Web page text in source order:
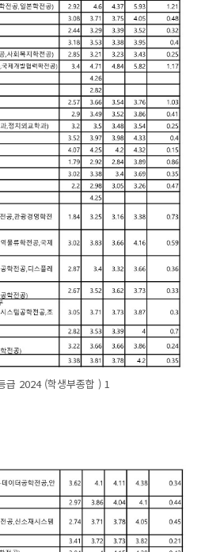
급 2024 (학생부종합 ) 1